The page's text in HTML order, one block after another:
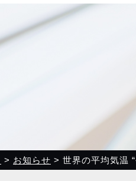
> お知らせ > 世界の平均気温